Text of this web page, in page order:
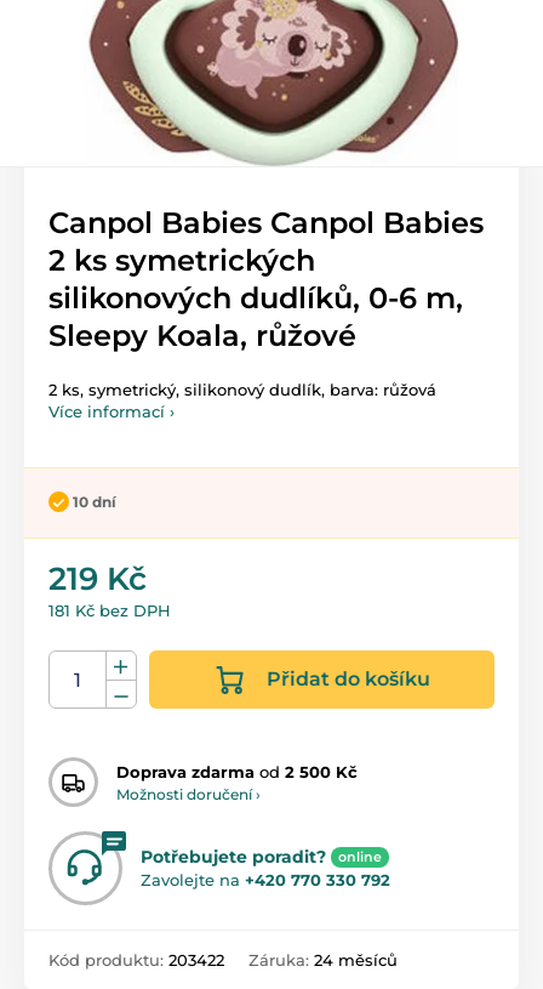
Canpol Babies Canpol Babies
2 ks symetrických
silikonových dudlíků, 0-6 m,
Sleepy Koala, růžové
2 ks, symetrický, silikonový dudlík, barva: růžová
Více informací ›
10 dní
219 Kč
181 Kč bez DPH
Přidat do košíku
Doprava zdarma od 2 500 Kč
Možnosti doručení ›
Potřebujete poradit? online
Zavolejte na +420 770 330 792
Kód produktu: 203422 Záruka: 24 měsíců